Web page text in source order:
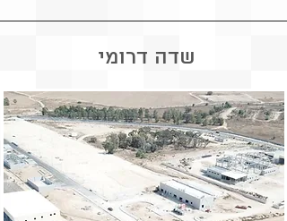
שדה דרומי